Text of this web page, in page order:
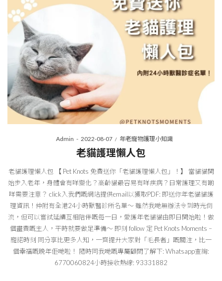
ByAdmin
Posted
on
2022-08-07
Posted
in
年老寵物護理小知識
老貓護理懶人包
老貓護理懶人包 【 Pet Knots 免費送你「老貓護理懶人包」！】 當貓貓開
始步入老年，身體會有咩變化？高齡貓最容易有咩疾病？日常護理又有啲
咩需要注意？ click入我們嘅網站提供email以獲取PDF: 即送你年老貓貓護
理資訊！仲附有全港24小時獸醫診所名單～ 雖然我哋無辦法令到時光倒
流，但可以嘗試延續互相陪伴嘅每一日，愛護年老貓貓由即日開始啦！做
個盡責嘅主人，平時就要做足準備～ 即刻 follow 定 Pet Knots Moments –
寵諾時刻 同分享比更多人知，一齊提升大家對「毛長者」嘅關注，比一
個幸福嘅晚年佢哋啦！ 隨時同我哋嘅專屬顧問了解下: Whatsapp查詢:
6770060824小時接收熱線: 93331882